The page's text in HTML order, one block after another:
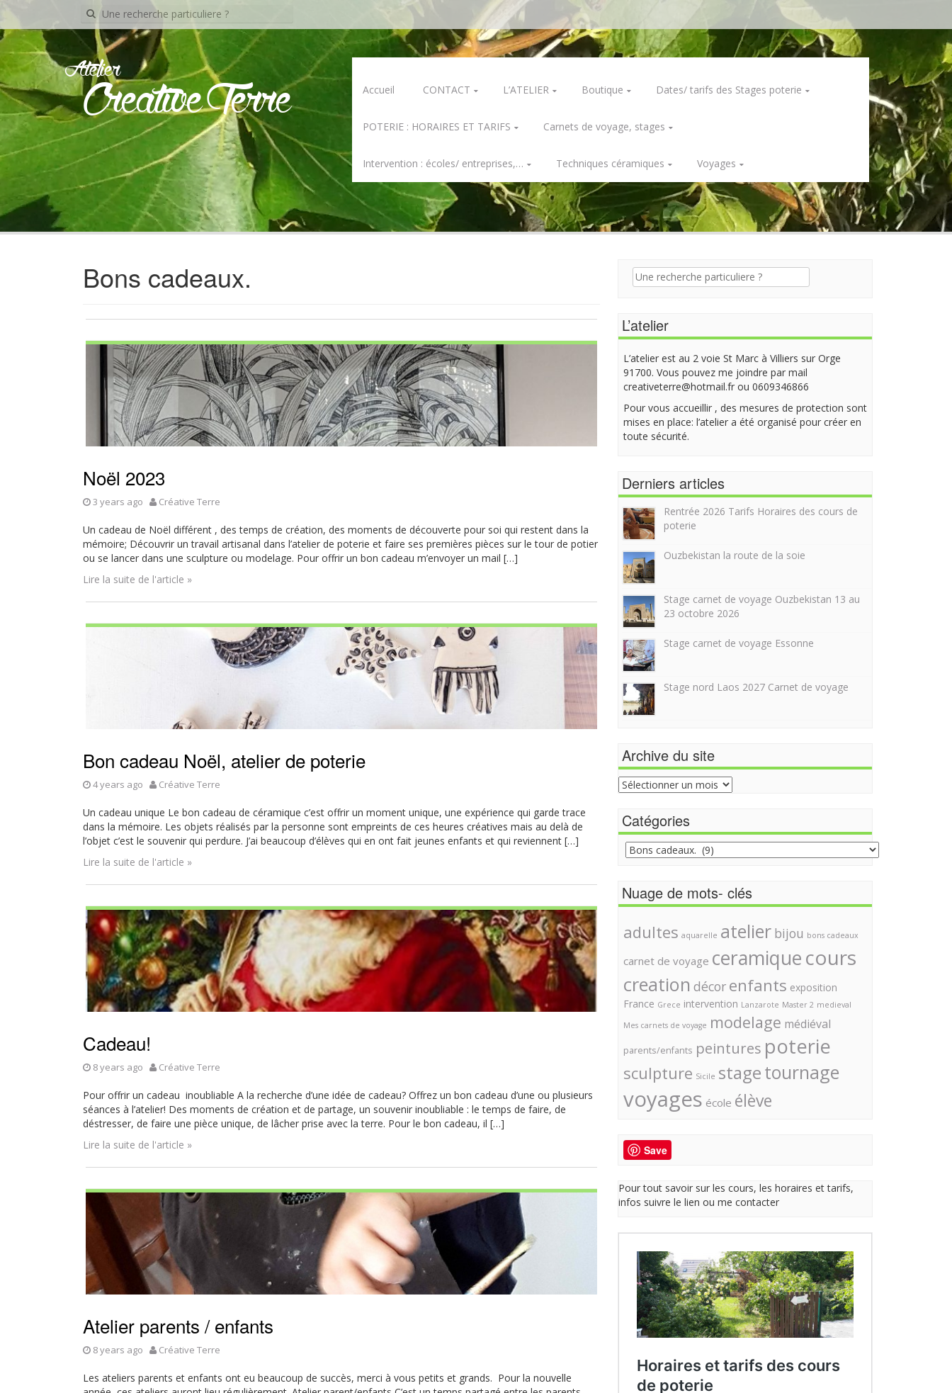
Recherche
pour:
Atelier
Creative Terre
Skip
Accueil CONTACT L’ATELIER Boutique Dates/ tarifs des Stages poterie
POTERIE : HORAIRES ET TARIFS Carnets de voyage, stages
Intervention : écoles/ entreprises,… Techniques céramiques Voyages
Bons cadeaux.
Noël 2023
3 years ago Créative Terre
Un cadeau de Noël différent , des temps de création, des moments de découverte pour soi qui restent dans la
mémoire; Découvrir un travail artisanal dans l’atelier de poterie et faire ses premières pièces sur le tour de potier
ou se lancer dans une sculpture ou modelage. Pour offrir un bon cadeau m’envoyer un mail […]
Lire la suite de l'article »
Bon cadeau Noël, atelier de poterie
4 years ago Créative Terre
Un cadeau unique Le bon cadeau de céramique c’est offrir un moment unique, une expérience qui garde trace
dans la mémoire. Les objets réalisés par la personne sont empreints de ces heures créatives mais au delà de
l’objet c’est le souvenir qui perdure. J’ai beaucoup d’élèves qui en ont fait jeunes enfants et qui reviennent […]
Lire la suite de l'article »
Cadeau!
8 years ago Créative Terre
Pour offrir un cadeau inoubliable A la recherche d’une idée de cadeau? Offrez un bon cadeau d’une ou plusieurs
séances à l’atelier! Des moments de création et de partage, un souvenir inoubliable : le temps de faire, de
déstresser, de faire une pièce unique, de lâcher prise avec la terre. Pour le bon cadeau, il […]
Lire la suite de l'article »
Atelier parents / enfants
8 years ago Créative Terre
Les ateliers parents et enfants ont eu beaucoup de succès, merci à vous petits et grands. Pour la nouvelle
Recherche
pour:
L’atelier
L’atelier est au 2 voie St Marc à Villiers sur Orge
91700. Vous pouvez me joindre par mail
creativeterre@hotmail.fr ou 0609346866
Pour vous accueillir , des mesures de protection sont
mises en place: l’atelier a été organisé pour créer en
toute sécurité.
Derniers articles
Rentrée 2026 Tarifs Horaires des cours de
poterie
Ouzbekistan la route de la soie
Stage carnet de voyage Ouzbekistan 13 au
23 octobre 2026
Stage carnet de voyage Essonne
Stage nord Laos 2027 Carnet de voyage
Archive du site
Archive
du
Catégories
Catégories
Nuage de mots- clés
adultes aquarelle atelier bijou bons cadeaux
carnet de voyage ceramiquecours
creation décor enfants exposition
France Grece intervention Lanzarote Master 2 medieval
Mes carnets de voyage modelage médiéval
parents/enfants peintures poterie
sculpture Sicile stagetournage
voyages école élève
Save
Pour tout savoir sur les cours, les horaires et tarifs,
infos suivre le lien ou me contacter